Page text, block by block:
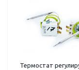
Термостат